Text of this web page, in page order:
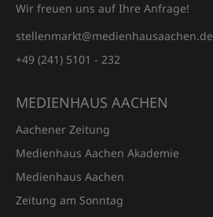
Wir freuen uns auf Ihre Anfrage!
stellenmarkt@medienhausaachen.de
+49 (241) 5101 - 232
MEDIENHAUS AACHEN
Aachener Zeitung
Medienhaus Aachen Akademie
Medienhaus Aachen
Zeitung am Sonntag